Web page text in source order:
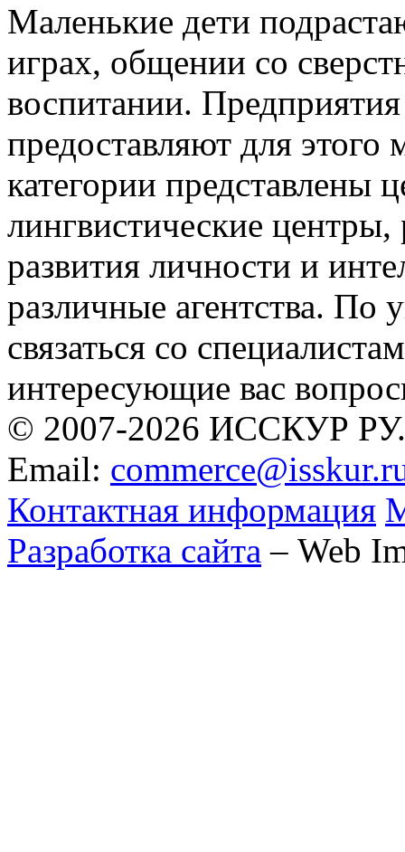
Маленькие дети
играх, общении со
воспитании.
предоставляют для
категории представлены
лингвистические
развития личности и
различные агентства.
связаться со
интересующие вас
© 2007-2026 ИССКУР РУ.
Email:
Контактная информация
Разработка сайта – Web